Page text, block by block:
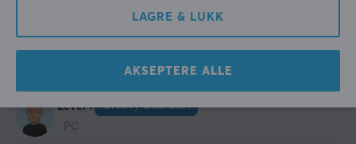
MaxCustom Lube Station - 36 slots - Smørestasjon
Level 7
Groovy Guardian
PC
LAGRE & LUKK
AKSEPTERE ALLE